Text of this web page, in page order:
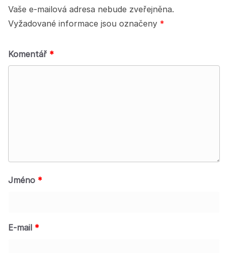
Vaše e-mailová adresa nebude zveřejněna.
Vyžadované informace jsou označeny *
Komentář *
Jméno *
E-mail *